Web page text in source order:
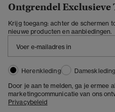
Ontgrendel Exclusieve
Krijg toegang: achter de schermen
nieuwe producten en aanbiedingen.
Herenkleding
Dameskleding
Door je aan te melden, ga je ermee
marketingcommunicatie van ons
Privacybeleid